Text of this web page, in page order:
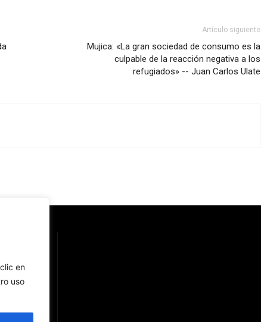
en
uso
Artículo siguiente
Mujica: «La gran sociedad de consumo es la
culpable de la reacción negativa a los
refugiados» -- Juan Carlos Ulate
y la